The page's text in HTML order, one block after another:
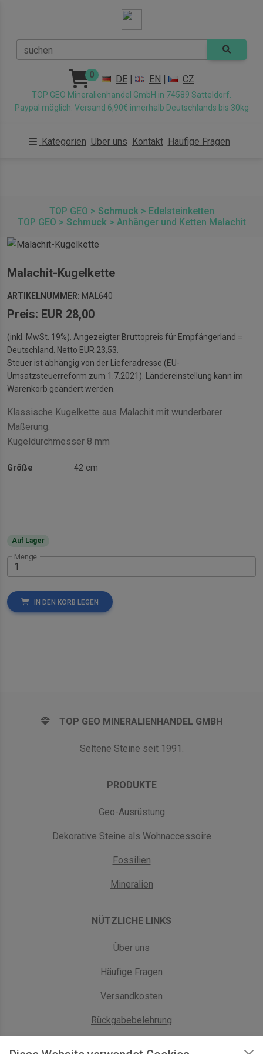
suchen
0 DE | EN | CZ
TOP GEO Mineralienhandel GmbH in 74589 Satteldorf.
Paypal möglich. Versand 6,90€ innerhalb Deutschlands bis 30kg
Kategorien Über uns Kontakt Häufige Fragen
TOP GEO > Schmuck> Edelsteinketten
TOP GEO > Schmuck> Anhänger und Ketten Malachit
Malachit-Kugelkette
ARTIKELNUMMER: MAL640
Preis: EUR 28,00
(inkl. MwSt. 19%). Angezeigter Bruttopreis für Empfängerland =
Deutschland. Netto EUR 23,53.
Steuer ist abhängig von der Lieferadresse (EU-
Umsatzsteuerreform zum 1.7.2021). Ländereinstellung kann im
Warenkorb geändert werden.
Klassische Kugelkette aus Malachit mit wunderbarer
Maßerung.
Kugeldurchmesser 8 mm
Größe 42 cm
Auf Lager
Menge
IN DEN KORB LEGEN
TOP GEO MINERALIENHANDEL GMBH
Seltene Steine seit 1991.
PRODUKTE
Geo-Ausrüstung
Dekorative Steine als Wohnaccessoire
Fossilien
Mineralien
NÜTZLICHE LINKS
Über uns
Häufige Fragen
Versandkosten
Rückgabebelehrung